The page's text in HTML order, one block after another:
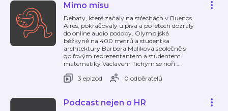
Mimo mísu
Debaty, které začaly na střechách v Buenos
Aires, pokračovaly u piva a po letech dozrály
do online audio podoby. Olympijská
běžkyně na 400 metrů a studentka
architektury Barbora Malíková společně s
golfovým reprezentantem a studentem
matematiky Václavem Tichým se noří …
3 epizod
0 odběratelů
Podcast nejen o HR